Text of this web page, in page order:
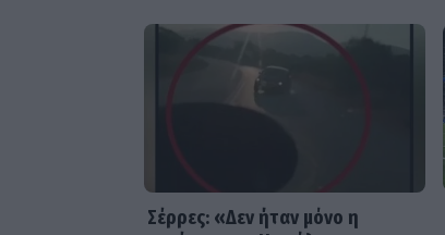
Σέρρες: «Δεν ήταν μόνο η